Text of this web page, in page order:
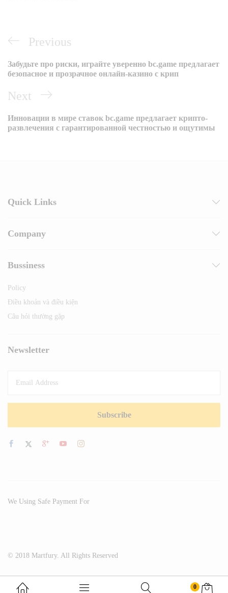
Điều
hướng
bài
viết
Previous
Post
Previous
Забудьте про риски, играйте уверенно bc.game предлагает
безопасное и прозрачное онлайн-казино с крип
Next
Post
Next
Инновации в мире ставок bc.game предлагает крипто-
развлечения с гарантированной честностью и ощутимы
Quick Links
Company
Bussiness
Policy
Điều khoản và điều kiện
Câu hỏi thường gặp
Newsletter
© 2018 Martfury. All Rights Reserved
We Using Safe Payment For
0